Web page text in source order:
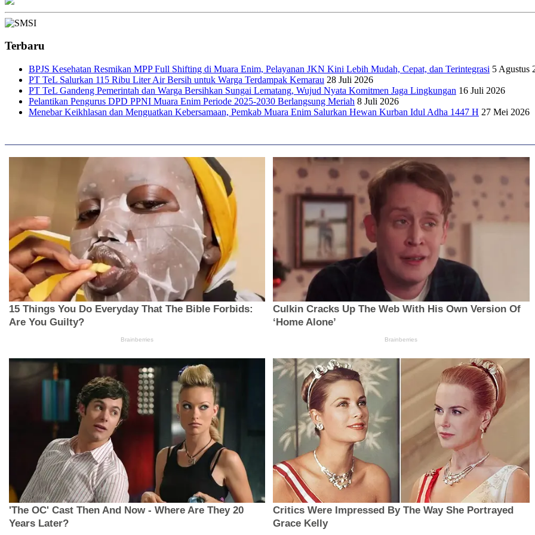
Terbaru
BPJS Kesehatan Resmikan MPP Full Shifting di Muara Enim, Pelayanan JKN Kini Lebih Mudah, Cepat, dan Terintegrasi 5 Agustus
PT TeL Salurkan 115 Ribu Liter Air Bersih untuk Warga Terdampak Kemarau 28 Juli 2026
PT TeL Gandeng Pemerintah dan Warga Bersihkan Sungai Lematang, Wujud Nyata Komitmen Jaga Lingkungan 16 Juli 2026
Pelantikan Pengurus DPD PPNI Muara Enim Periode 2025-2030 Berlangsung Meriah 8 Juli 2026
Menebar Keikhlasan dan Menguatkan Kebersamaan, Pemkab Muara Enim Salurkan Hewan Kurban Idul Adha 1447 H 27 Mei 2026